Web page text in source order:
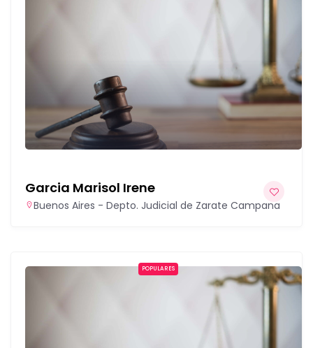
Garcia Marisol Irene
Buenos Aires - Depto. Judicial de Zarate Campana
POPULARES